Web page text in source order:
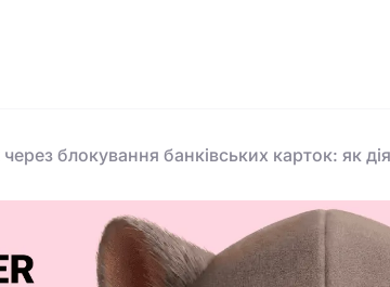
блокування банківських карток: як